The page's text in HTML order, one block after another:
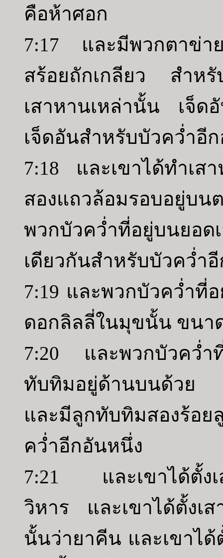
คือห้าศอก
7:17 และมีพวกตาข่า
สร้อยถักเกลียว สำหรั
เสาหานเหล่านั้น เจ็ด
เจ็ดอันสำหรับบัวคว่ำอี
7:18 และเขาได้ทำเ
สองแถวล้อมรอบอยู่
พวกบัวคว่ำที่อยู่บนย
เดียวกันสำหรับบัวคว่ำ
7:19 และพวกบัวคว่ำที่
ดอกลิลลี่ในมุขนั้น ขนา
7:20 และพวกบัวคว่ำ
ทับทิมอยู่ด้านบนด้วย
และมีลูกทับทิมสองร้อย
คว่ำอีกอันหนึ่ง
7:21 และเขาได้ตั้งเ
วิหาร และเขาได้ตั้งเ
นั้นว่ายาคีน และเขาได้